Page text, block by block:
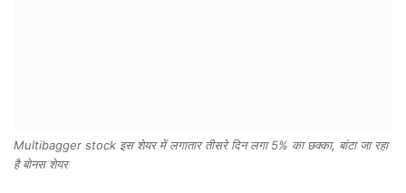
Multibagger stock इस शेयर में लगातार तीसरे दिन लगा 5% का छक्का, बांटा जा रहा
है बोनस शेयर